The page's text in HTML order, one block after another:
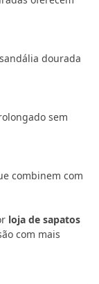
dourada
sem
combinem com
loja de sapatos
com mais